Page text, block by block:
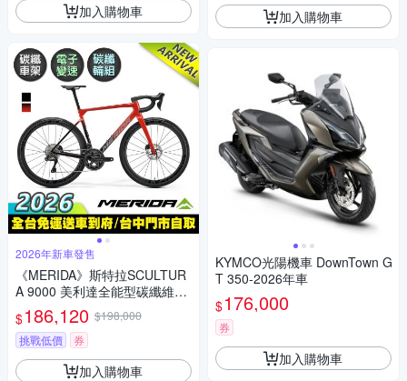
加入購物車
2026年新車發售
《MERIDA》斯特拉SCULTUR
A 9000 美利達全能型碳纖維碟
煞跑車 無附踏板/Ultegra無線變
速/公路車/自行車/美利達2026
$186,120 $198,000
挑戰低價
券
加入購物車
加入購物車
KYMCO光陽機車 DownTown G
T 350-2026年車
$176,000
券
加入購物車